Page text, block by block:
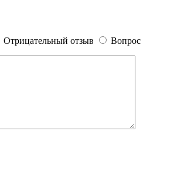
Отрицательный отзыв Вопрос